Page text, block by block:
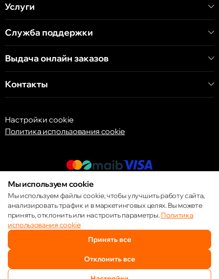
Кишинёв
ул. Арборилор 21, CC «Shopping MallDova»
Услуги
Служба поддержки
Выдача онлайн заказов
Контакты
Настройки cookie
Политика использования cookie
© 2013 – 2026 ECOM
Мы используем cookie
Мы используем файлы cookie, чтобы улучшить работу сайта,
анализировать трафик и в маркетинговых целях. Вы можете
принять, отклонить или настроить параметры.Политика
использования cookie
Принять все
Отклонить все